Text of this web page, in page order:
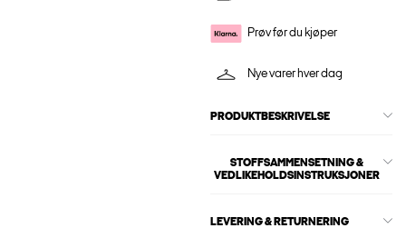
Prøv før du kjøper
Nye varer hver dag
PRODUKTBESKRIVELSE
STOFFSAMMENSETNING &
VEDLIKEHOLDSINSTRUKSJONER
LEVERING & RETURNERING